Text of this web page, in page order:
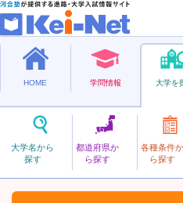
HOME 学問情報 大学を
大学名から
探す
都道府県か
ら探す
各種条件か
ら探す
私立
やまと
大和大学